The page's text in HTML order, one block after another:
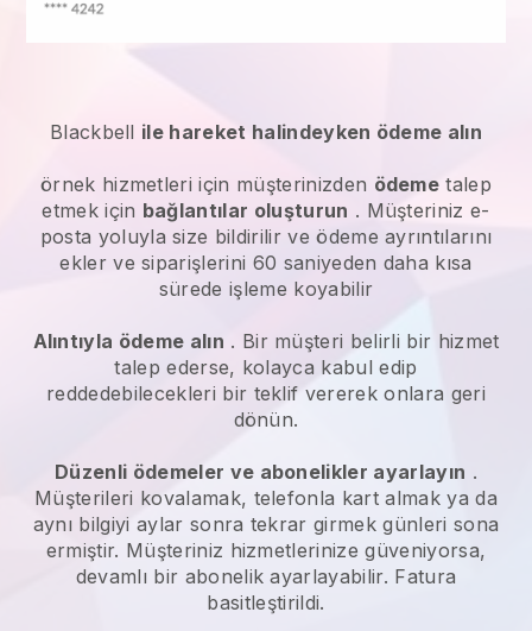
Blackbell ile hareket halindeyken ödeme alın
örnek hizmetleri için müşterinizden ödeme talep
etmek için bağlantılar oluşturun . Müşteriniz e-
posta yoluyla size bildirilir ve ödeme ayrıntılarını
ekler ve siparişlerini 60 saniyeden daha kısa
sürede işleme koyabilir
Alıntıyla ödeme alın . Bir müşteri belirli bir hizmet
talep ederse, kolayca kabul edip
reddedebilecekleri bir teklif vererek onlara geri
dönün.
Düzenli ödemeler ve abonelikler ayarlayın .
Müşterileri kovalamak, telefonla kart almak ya da
aynı bilgiyi aylar sonra tekrar girmek günleri sona
ermiştir. Müşteriniz hizmetlerinize güveniyorsa,
devamlı bir abonelik ayarlayabilir. Fatura
basitleştirildi.